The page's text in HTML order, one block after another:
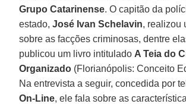
Grupo Catarinense. O capitão da
estado,José Ivan Schelavin, realizou
sobre as facções criminosas, dentre
publicou um livro intitulado A Teia do
Organizado (Florianópolis: Conceito
Na entrevista a seguir, concedida por
On-Line, ele fala sobre as